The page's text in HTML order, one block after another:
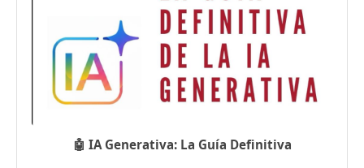
🤖 IA Generativa: La Guía Definitiva